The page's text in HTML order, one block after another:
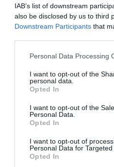
IAB’s list of downstream
also be disclosed by us to third
Downstream Participants that
Please note that this website/
not limited to your visit or
grant or deny consent to
use your data for below
consent section.
Personal Data Processing
I want to opt-out of the
personal data.
Opted In
I want to opt-out of the
Personal Data.
Opted In
I want to opt-out of
Personal Data for Targeted
Opted In
– Elég sokan csapják nekem
egyébként élvezek, csak
valakivel nagyon jól kijövök,
indulni valami. De amíg ez
belemenni semmibe –
Megosztás: Facebook
Címkék: párkapcsolat ,
Varsányi Réka
Korábbi bejegyzések